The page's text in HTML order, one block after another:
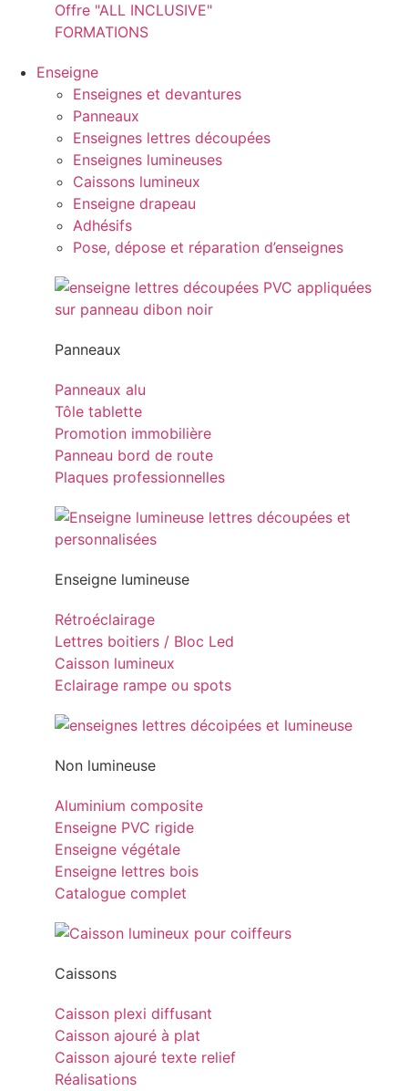
Offre "ALL INCLUSIVE"
FORMATIONS
Enseigne
Enseignes et devantures
Panneaux
Enseignes lettres découpées
Enseignes lumineuses
Caissons lumineux
Enseigne drapeau
Adhésifs
Pose, dépose et réparation d’enseignes
Panneaux
Panneaux alu
Tôle tablette
Promotion immobilière
Panneau bord de route
Plaques professionnelles
Enseigne lumineuse
Rétroéclairage
Lettres boitiers / Bloc Led
Caisson lumineux
Eclairage rampe ou spots
Non lumineuse
Aluminium composite
Enseigne PVC rigide
Enseigne végétale
Enseigne lettres bois
Catalogue complet
Caissons
Caisson plexi diffusant
Caisson ajouré à plat
Caisson ajouré texte relief
Réalisations